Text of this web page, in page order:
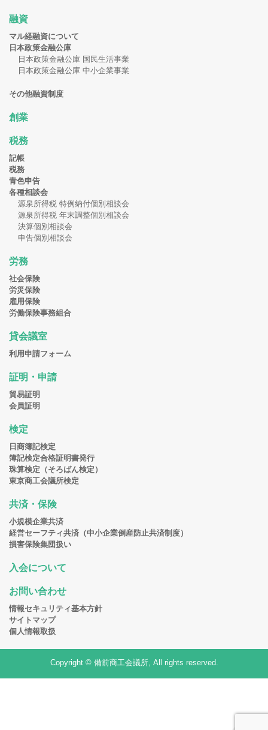
融資
マル経融資について
日本政策金融公庫
日本政策金融公庫 国民生活事業
日本政策金融公庫 中小企業事業
その他融資制度
創業
税務
記帳
税務
青色申告
各種相談会
源泉所得税 特例納付個別相談会
源泉所得税 年末調整個別相談会
決算個別相談会
申告個別相談会
労務
社会保険
労災保険
雇用保険
労働保険事務組合
貸会議室
利用申請フォーム
証明・申請
貿易証明
会員証明
検定
日商簿記検定
簿記検定合格証明書発行
珠算検定（そろばん検定）
東京商工会議所検定
共済・保険
小規模企業共済
経営セーフティ共済（中小企業倒産防止共済制度）
損害保険集団扱い
入会について
お問い合わせ
情報セキュリティ基本方針
サイトマップ
個人情報取扱
Copyright © 備前商工会議所, All rights reserved.